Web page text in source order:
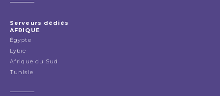
Serveurs dédiés
AFRIQUE
Égypte
Lybie
Afrique du Sud
Tunisie